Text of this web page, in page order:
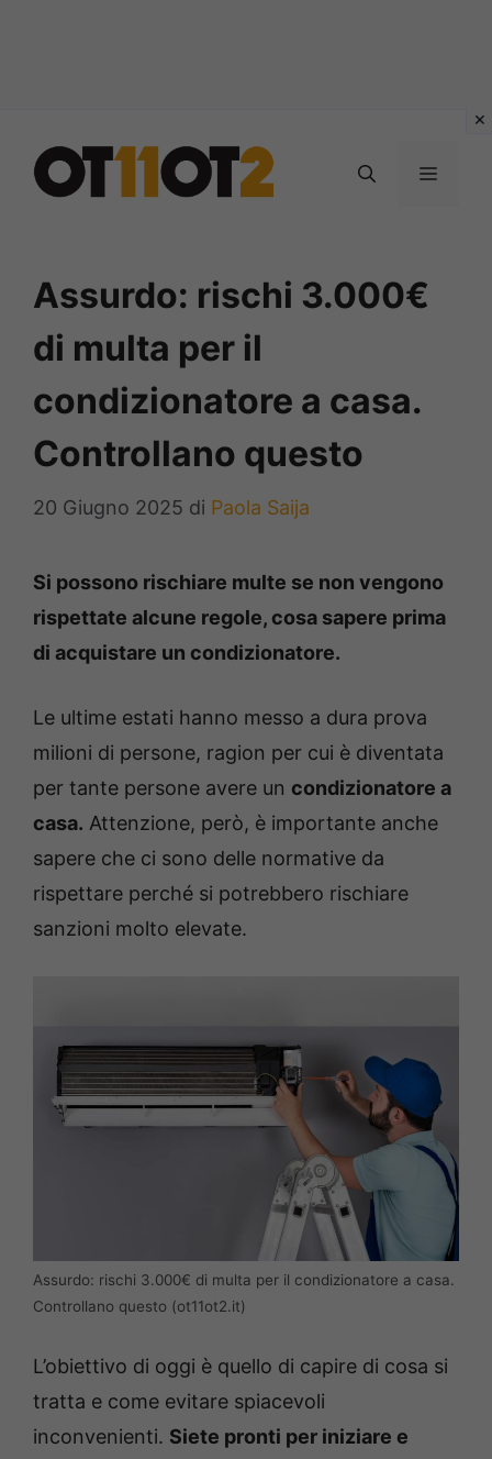
contenuto
MENU
Assurdo: rischi 3.000€
di multa per il
condizionatore a casa.
Controllano questo
20 Giugno 2025 di Paola Saija
Si possono rischiare multe se non vengono
rispettate alcune regole, cosa sapere prima
di acquistare un condizionatore.
Le ultime estati hanno messo a dura prova
milioni di persone, ragion per cui è diventata
per tante persone avere un condizionatore a
casa. Attenzione, però, è importante anche
sapere che ci sono delle normative da
rispettare perché si potrebbero rischiare
sanzioni molto elevate.
Assurdo: rischi 3.000€ di multa per il condizionatore a casa.
Controllano questo (ot11ot2.it)
L’obiettivo di oggi è quello di capire di cosa si
tratta e come evitare spiacevoli
inconvenienti. Siete pronti per iniziare e